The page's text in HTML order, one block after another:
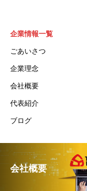
企業情報一覧
ごあいさつ
企業理念
会社概要
代表紹介
ブログ
会社概要